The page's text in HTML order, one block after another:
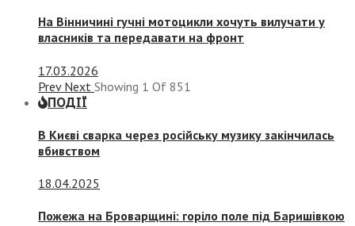
На Вінничині гучні мотоцикли хочуть вилучати у
власників та передавати на фронт
17.03.2026
Prev Next Showing 1 Of 851
ПОДІЇ
В Києві сварка через російську музику закінчилась
вбивством
18.04.2025
Пожежа на Броварщині: горіло поле під Баришівкою